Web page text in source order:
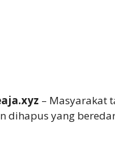
– Masyarakat
dihapus yang